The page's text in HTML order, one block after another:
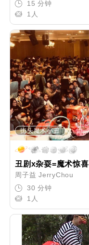
15 分钟
1人
街头魔术小丑
丑剧x杂耍=魔术惊喜
周子益 JerryChou
30 分钟
1人